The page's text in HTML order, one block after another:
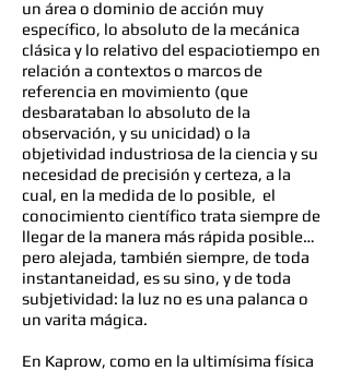
un área o dominio de acción muy
específico, lo absoluto de la mecánica
clásica y lo relativo del espaciotiempo en
relación a contextos o marcos de
referencia en movimiento (que
desbarataban lo absoluto de la
observación, y su unicidad) o la
objetividad industriosa de la ciencia y su
necesidad de precisión y certeza, a la
cual, en la medida de lo posible, el
conocimiento científico trata siempre de
llegar de la manera más rápida posible…
pero alejada, también siempre, de toda
instantaneidad, es su sino, y de toda
subjetividad: la luz no es una palanca o
un varita mágica.
En Kaprow, como en la ultimísima física